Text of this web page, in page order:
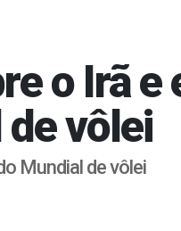
o Irã e
vôlei
Mundial de vôlei